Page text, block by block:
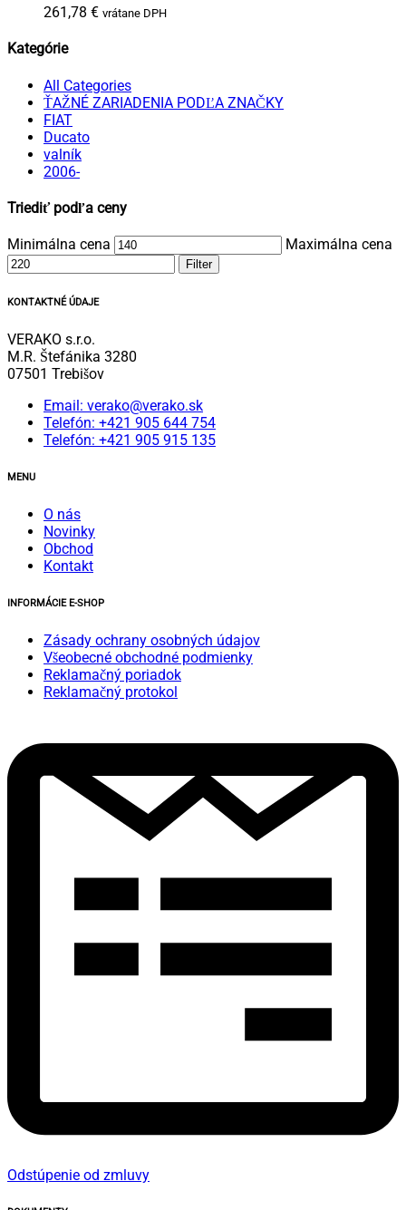
261,78 € vrátane DPH
Kategórie
All Categories
ŤAŽNÉ ZARIADENIA PODĽA ZNAČKY
FIAT
Ducato
valník
2006-
Triediť podľa ceny
Minimálna cena Maximálna cena
Filter
KONTAKTNÉ ÚDAJE
VERAKO s.r.o.
M.R. Štefánika 3280
07501 Trebišov
Email: verako@verako.sk
Telefón: +421 905 644 754
Telefón: +421 905 915 135
MENU
O nás
Novinky
Obchod
Kontakt
INFORMÁCIE E-SHOP
Zásady ochrany osobných údajov
Všeobecné obchodné podmienky
Reklamačný poriadok
Reklamačný protokol
Odstúpenie od zmluvy